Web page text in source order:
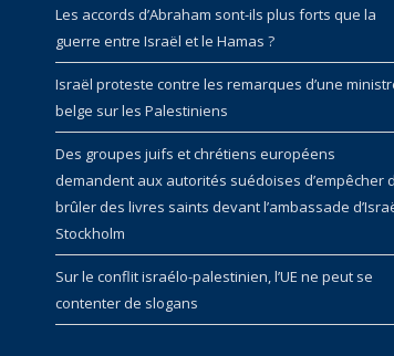
Les accords d’Abraham sont-ils plus forts que la
guerre entre Israël et le Hamas ?
Israël proteste contre les remarques d’une
belge sur les Palestiniens
Des groupes juifs et chrétiens européens
demandent aux autorités suédoises d’empêcher
brûler des livres saints devant l’ambassade
Stockholm
Sur le conflit israélo-palestinien, l’UE ne peut se
contenter de slogans